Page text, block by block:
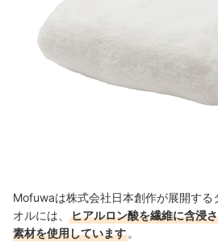
Mofuwaは株式会社日本創作が展開する
オルには、
ヒアルロン酸を繊維に含浸
素材を使用しています 。